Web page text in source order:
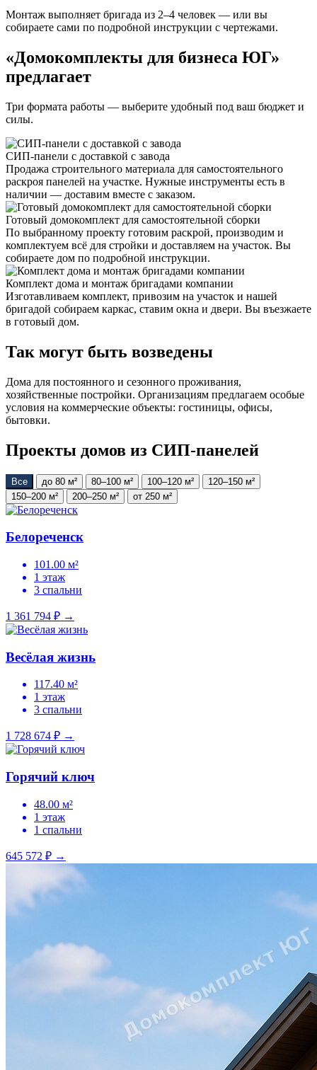
Монтаж выполняет бригада из 2–4 человек — или вы
собираете сами по подробной инструкции с чертежами.
«Домокомплекты для бизнеса ЮГ»
предлагает
Три формата работы — выберите удобный под ваш бюджет и
силы.
СИП-панели с доставкой с завода
Продажа строительного материала для самостоятельного
раскроя панелей на участке. Нужные инструменты есть в
наличии — доставим вместе с заказом.
Готовый домокомплект для самостоятельной сборки
По выбранному проекту готовим раскрой, производим и
комплектуем всё для стройки и доставляем на участок. Вы
собираете дом по подробной инструкции.
Комплект дома и монтаж бригадами компании
Изготавливаем комплект, привозим на участок и нашей
бригадой собираем каркас, ставим окна и двери. Вы въезжаете
в готовый дом.
Так могут быть возведены
Дома для постоянного и сезонного проживания,
хозяйственные постройки. Организациям предлагаем особые
условия на коммерческие объекты: гостиницы, офисы,
бытовки.
Проекты домов из СИП-панелей
Все до 80 м² 80–100 м² 100–120 м²
120–150 м²
150–200 м²
200–250 м² от 250 м²
Белореченск
101.00 м²
1 этаж
3 спальни
1 361 794 ₽ →
Весёлая жизнь
117.40 м²
1 этаж
3 спальни
1 728 674 ₽ →
Горячий ключ
48.00 м²
1 этаж
1 спальни
645 572 ₽ →